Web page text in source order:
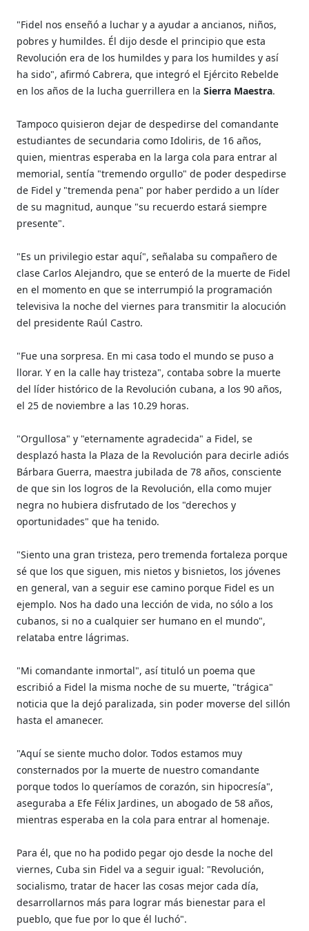
"Fidel nos enseñó a luchar y a ayudar a ancianos, niños,
pobres y humildes. Él dijo desde el principio que esta
Revolución era de los humildes y para los humildes y así
ha sido", afirmó Cabrera, que integró el Ejército Rebelde
en los años de la lucha guerrillera en laSierra Maestra.
Tampoco quisieron dejar de despedirse del comandante
estudiantes de secundaria como Idoliris, de 16 años,
quien, mientras esperaba en la larga cola para entrar al
memorial, sentía "tremendo orgullo" de poder despedirse
de Fidel y "tremenda pena" por haber perdido a un líder
de su magnitud, aunque "su recuerdo estará siempre
presente".
"Es un privilegio estar aquí", señalaba su compañero de
clase Carlos Alejandro, que se enteró de la muerte de Fidel
en el momento en que se interrumpió la programación
televisiva la noche del viernes para transmitir la alocución
del presidente Raúl Castro.
"Fue una sorpresa. En mi casa todo el mundo se puso a
llorar. Y en la calle hay tristeza", contaba sobre la muerte
del líder histórico de la Revolución cubana, a los 90 años,
el 25 de noviembre a las 10.29 horas.
"Orgullosa" y "eternamente agradecida" a Fidel, se
desplazó hasta la Plaza de la Revolución para decirle adiós
Bárbara Guerra, maestra jubilada de 78 años, consciente
de que sin los logros de la Revolución, ella como mujer
negra no hubiera disfrutado de los "derechos y
oportunidades" que ha tenido.
"Siento una gran tristeza, pero tremenda fortaleza porque
sé que los que siguen, mis nietos y bisnietos, los jóvenes
en general, van a seguir ese camino porque Fidel es un
ejemplo. Nos ha dado una lección de vida, no sólo a los
cubanos, si no a cualquier ser humano en el mundo",
relataba entre lágrimas.
"Mi comandante inmortal", así tituló un poema que
escribió a Fidel la misma noche de su muerte, "trágica"
noticia que la dejó paralizada, sin poder moverse del sillón
hasta el amanecer.
"Aquí se siente mucho dolor. Todos estamos muy
consternados por la muerte de nuestro comandante
porque todos lo queríamos de corazón, sin hipocresía",
aseguraba a Efe Félix Jardines, un abogado de 58 años,
mientras esperaba en la cola para entrar al homenaje.
Para él, que no ha podido pegar ojo desde la noche del
viernes, Cuba sin Fidel va a seguir igual: "Revolución,
socialismo, tratar de hacer las cosas mejor cada día,
desarrollarnos más para lograr más bienestar para el
pueblo, que fue por lo que él luchó".